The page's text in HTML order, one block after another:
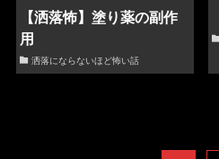
【洒落怖】塗り薬の副作
用
洒落にならないほど怖い話